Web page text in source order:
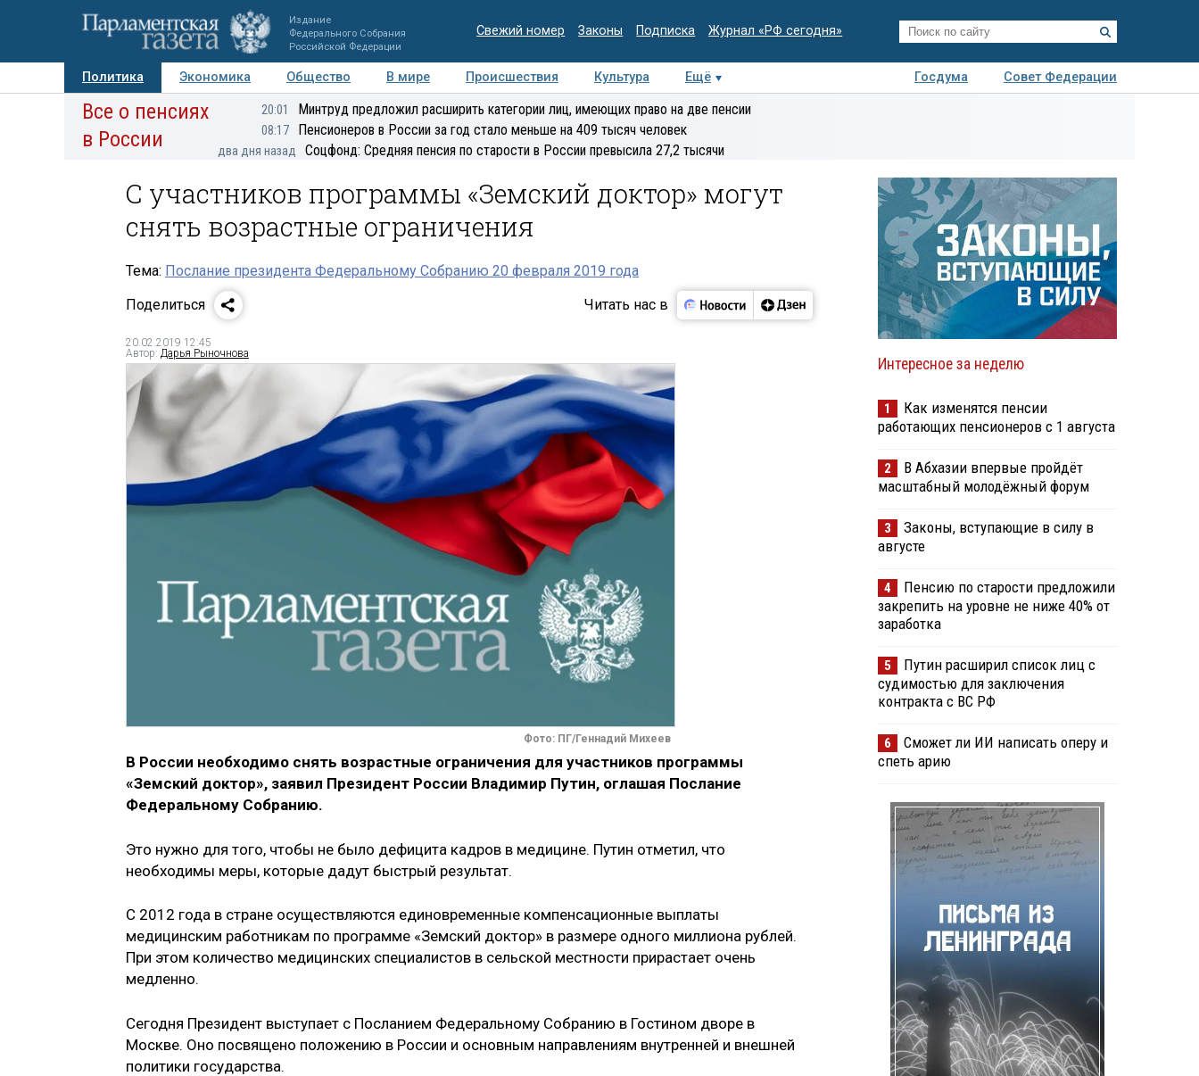
Издание
Федерального Собрания
Российской Федерации
Свежий номер Законы Подписка Журнал «РФ сегодня»
Политика Экономика Общество В мире Происшествия Культура Ещё Госдума
Совет Федерации
Авторы Персоны Мнения Регионы Медиацентр Интервью Колумнисты
Деловая
Все о пенсиях
в России
20:01 Минтруд предложил расширить категории лиц, имеющих право на две пенсии
08:17 Пенсионеров в России за год стало меньше на 409 тысяч человек
два дня назад Соцфонд: Средняя пенсия по старости в России превысила 27,2 тысячи
С участников программы «Земский доктор» могут
снять возрастные ограничения
Тема: Послание президента Федеральному Собранию 20 февраля 2019 года
Поделиться
Читать нас в
20.02.2019 12:45
Автор: Дарья Рыночнова
Фото: ПГ/Геннадий Михеев
В России необходимо снять возрастные ограничения для участников программы
«Земский доктор», заявил Президент России Владимир Путин, оглашая Послание
Федеральному Собранию.
Это нужно для того, чтобы не было дефицита кадров в медицине. Путин отметил, что
необходимы меры, которые дадут быстрый результат.
С 2012 года в стране осуществляются единовременные компенсационные выплаты
медицинским работникам по программе «Земский доктор» в размере одного миллиона рублей.
При этом количество медицинских специалистов в сельской местности прирастает очень
медленно.
Сегодня Президент выступает с Посланием Федеральному Собранию в Гостином дворе в
Москве. Оно посвящено положению в России и основным направлениям внутренней и внешней
политики государства.
Интересное за неделю
1
Как изменятся пенсии
работающих пенсионеров с 1 августа
2
В Абхазии впервые пройдёт
масштабный молодёжный форум
3
Законы, вступающие в силу в
августе
4
Пенсию по старости предложили
закрепить на уровне не ниже 40% от
заработка
5
Путин расширил список лиц с
судимостью для заключения
контракта с ВС РФ
6
Сможет ли ИИ написать оперу и
спеть арию